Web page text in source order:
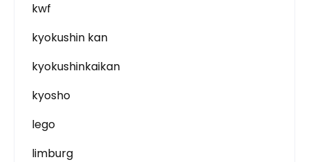
kwf
kyokushin kan
kyokushinkaikan
kyosho
lego
limburg